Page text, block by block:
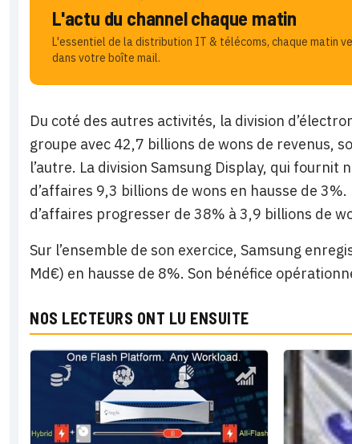
L'actu du channel chaque matin
L'essentiel de la distribution IT & télécoms, chaque matin
dans votre boîte mail.
Du coté des autres activités, la division
groupe avec 42,7 billions de wons de revenus,
l’autre. La division Samsung Display, qui
d’affaires 9,3 billions de wons en hausse de
d’affaires progresser de 38% à 3,9 billions de
Sur l’ensemble de son exercice, Samsung
Md€) en hausse de 8%. Son bénéfice
NOS LECTEURS ONT LU ENSUITE